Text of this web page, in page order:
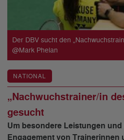
Der DBV sucht den
@Mark Phelan
NATIONAL
„Nachwuchstrainer/in
gesucht
Um besondere Leistungen
Engagement von Trainerinnen